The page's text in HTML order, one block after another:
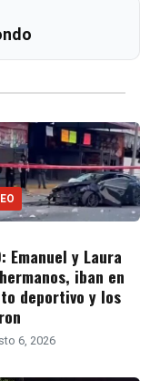
Emanuel y Laura
iban en
deportivo y los
6, 2026